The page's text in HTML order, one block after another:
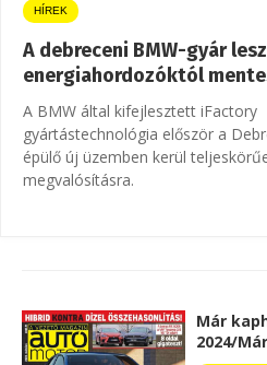
HÍREK
A debreceni BMW-gyár
energiahordozóktól
A BMW által kifejlesztett iFactory
gyártástechnológia először a
épülő új üzemben kerül
megvalósításra.
Már
2024/